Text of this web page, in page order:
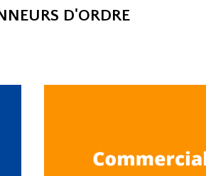
D'ORDRE